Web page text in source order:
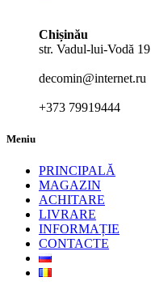
Chișinău
str. Vadul-lui-Vodă 19
decomin@internet.ru
+373 79919444
Meniu
PRINCIPALĂ
MAGAZIN
ACHITARE
LIVRARE
INFORMAȚIE
CONTACTE